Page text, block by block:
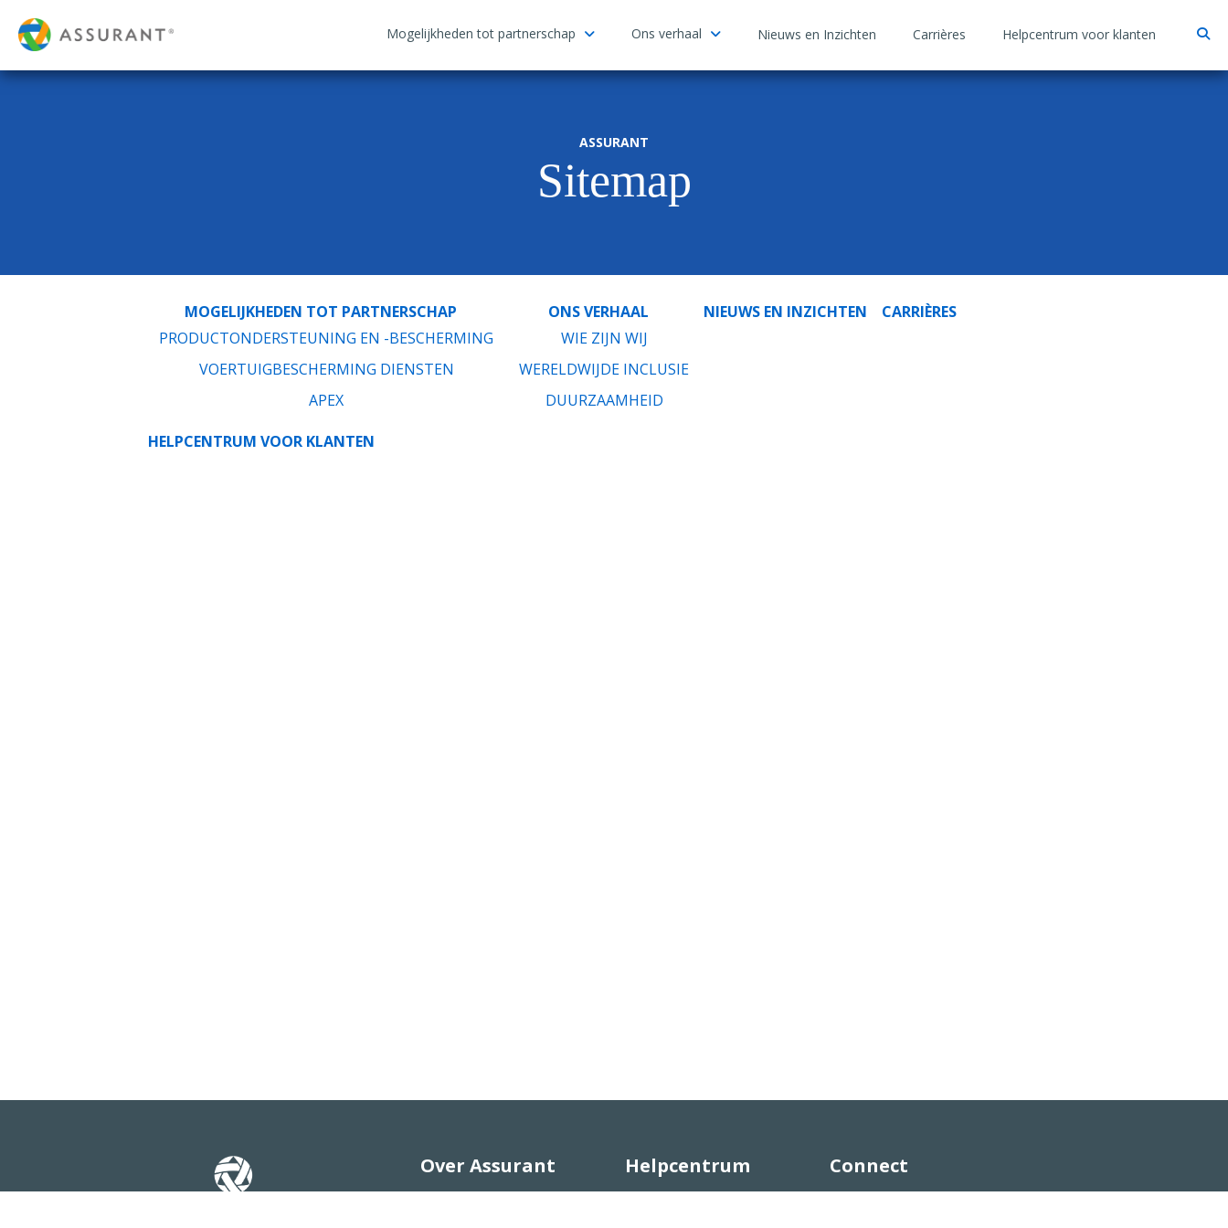
Mogelijkheden tot partnerschap Ons verhaal Nieuws en Inzichten Carrières Helpcentrum voor klanten
ASSURANT
Sitemap
MOGELIJKHEDEN TOT PARTNERSCHAP
PRODUCTONDERSTEUNING EN -BESCHERMING
VOERTUIGBESCHERMING DIENSTEN
APEX
ONS VERHAAL
WIE ZIJN WIJ
WERELDWIJDE INCLUSIE
DUURZAAMHEID
NIEUWS EN INZICHTEN CARRIÈRES
HELPCENTRUM VOOR KLANTEN
Over Assurant Helpcentrum Connect